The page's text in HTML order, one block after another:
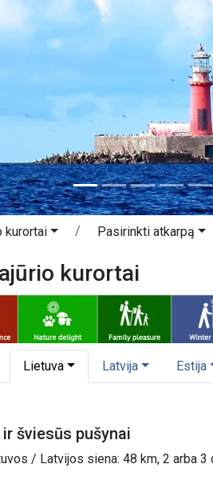
kurortai Pasirinkti atkarpą
kurortai
Lietuva Latvija Estija
šviesūs pušynai
/ Latvijos siena: 48 km, 2 arba 3